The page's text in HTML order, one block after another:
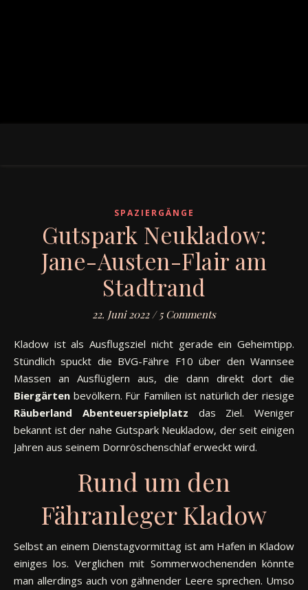
SPAZIERGÄNGE
Gutspark Neukladow:
Jane-Austen-Flair am
Stadtrand
22. Juni 2022 / 5 Comments
Kladow ist als Ausflugsziel nicht gerade ein Geheimtipp.
Stündlich spuckt die BVG-Fähre F10 über den Wannsee
Massen an Ausflüglern aus, die dann direkt dort die
Biergärten bevölkern. Für Familien ist natürlich der riesige
Räuberland Abenteuerspielplatz das Ziel. Weniger
bekannt ist der nahe Gutspark Neukladow, der seit einigen
Jahren aus seinem Dornröschenschlaf erweckt wird.
Rund um den
Fähranleger Kladow
Selbst an einem Dienstagvormittag ist am Hafen in Kladow
einiges los. Verglichen mit Sommerwochenenden könnte
man allerdings auch von gähnender Leere sprechen. Umso